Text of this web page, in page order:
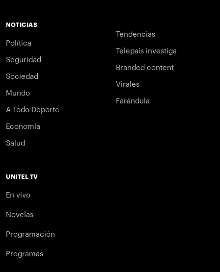
NOTICIAS
Política
Seguridad
Sociedad
Mundo
A Todo Deporte
Economía
Salud
Tendencias
Telepaís investiga
Branded content
Virales
Farándula
UNITEL TV
En vivo
Novelas
Programación
Programas